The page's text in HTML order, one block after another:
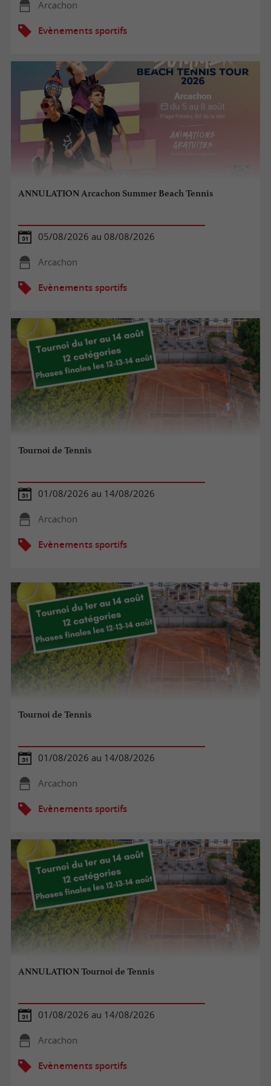
Arcachon
Evènements sportifs
ANNULATION Arcachon Summer Beach Tennis
05/08/2026 au 08/08/2026
Arcachon
Evènements sportifs
Tournoi de Tennis
01/08/2026 au 14/08/2026
Arcachon
Evènements sportifs
Tournoi de Tennis
01/08/2026 au 14/08/2026
Arcachon
Evènements sportifs
ANNULATION Tournoi de Tennis
01/08/2026 au 14/08/2026
Arcachon
Evènements sportifs